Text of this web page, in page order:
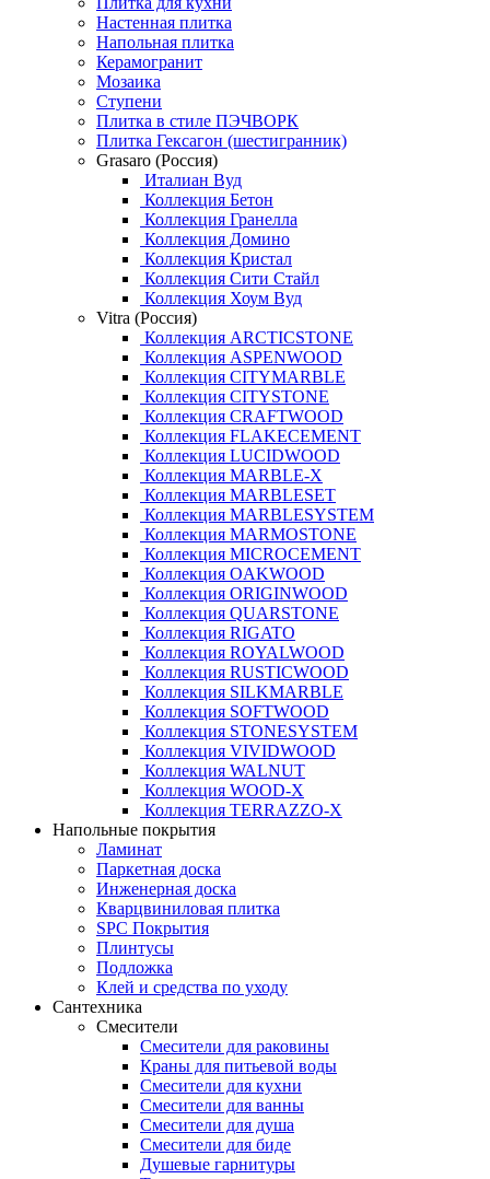
Настенная плитка
Напольная плитка
Керамогранит
Мозаика
Ступени
Плитка в стиле ПЭЧВОРК
Плитка Гексагон (шестигранник)
Grasaro (Россия)
Италиан Вуд
Коллекция Бетон
Коллекция Гранелла
Коллекция Домино
Коллекция Кристал
Коллекция Сити Стайл
Коллекция Хоум Вуд
Vitra (Россия)
Коллекция ARCTICSTONE
Коллекция ASPENWOOD
Коллекция CITYMARBLE
Коллекция CITYSTONE
Коллекция CRAFTWOOD
Коллекция FLAKECEMENT
Коллекция LUCIDWOOD
Коллекция MARBLE-X
Коллекция MARBLESET
Коллекция MARBLESYSTEM
Коллекция MARMOSTONE
Коллекция MICROCEMENT
Коллекция OAKWOOD
Коллекция ORIGINWOOD
Коллекция QUARSTONE
Коллекция RIGATO
Коллекция ROYALWOOD
Коллекция RUSTICWOOD
Коллекция SILKMARBLE
Коллекция SOFTWOOD
Коллекция STONESYSTEM
Коллекция VIVIDWOOD
Коллекция WALNUT
Коллекция WOOD-X
Коллекция ТЕRRАZZO-X
Напольные покрытия
Ламинат
Паркетная доска
Инженерная доска
Кварцвиниловая плитка
SPC Покрытия
Плинтусы
Подложка
Клей и средства по уходу
Сантехника
Смесители
Смесители для раковины
Краны для питьевой воды
Смесители для кухни
Смесители для ванны
Смесители для душа
Смесители для биде
Душевые гарнитуры